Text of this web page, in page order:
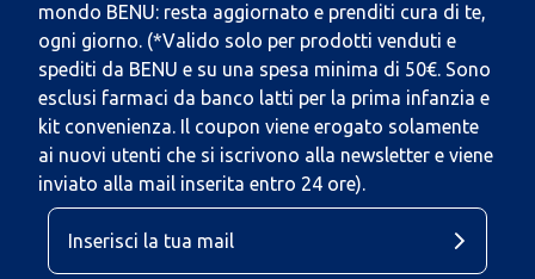
mondo BENU: resta aggiornato e prenditi cura di te,
ogni giorno. (*Valido solo per prodotti venduti e
spediti da BENU e su una spesa minima di 50€. Sono
esclusi farmaci da banco latti per la prima infanzia e
kit convenienza. Il coupon viene erogato solamente
ai nuovi utenti che si iscrivono alla newsletter e viene
inviato alla mail inserita entro 24 ore).